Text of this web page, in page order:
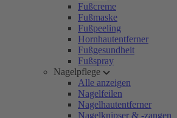
Fußcreme
Fußmaske
Fußpeeling
Hornhautentferner
Fußgesundheit
Fußspray
Nagelpflege
Alle anzeigen
Nagelfeilen
Nagelhautentferner
Nagelknipser & -zangen